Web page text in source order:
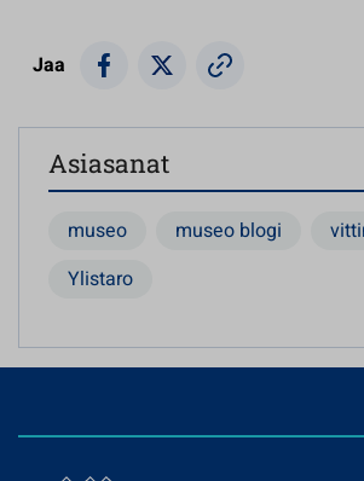
Jaa
Asiasanat
museo museo blogi
Ylistaro